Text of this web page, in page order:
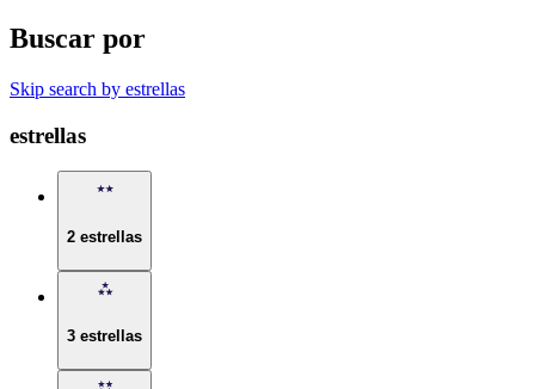
Buscar por
Skip search by estrellas
estrellas
2 estrellas
3 estrellas